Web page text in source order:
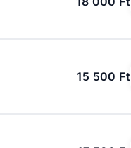
15 500 Ft